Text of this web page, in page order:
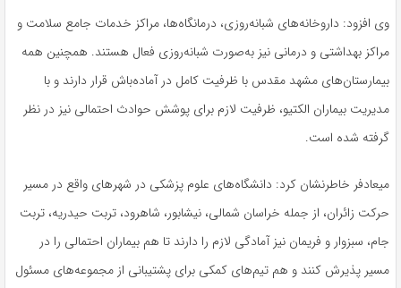
وی افزود: داروخانه‌های شبانه‌روزی، درمانگاه‌ها، مراکز خدمات جامع سلامت و
مراکز بهداشتی و درمانی نیز به‌صورت شبانه‌روزی فعال هستند. همچنین همه
بیمارستان‌های مشهد مقدس با ظرفیت کامل در آماده‌باش قرار دارند و با
مدیریت بیماران الکتیو، ظرفیت لازم برای پوشش حوادث احتمالی نیز در نظر
گرفته شده است.
میعادفر خاطرنشان کرد: دانشگاه‌های علوم پزشکی در شهرهای واقع در مسیر
حرکت زائران، از جمله خراسان شمالی، نیشابور، شاهرود، تربت حیدریه، تربت
جام، سبزوار و فریمان نیز آمادگی لازم را دارند تا هم بیماران احتمالی را در
مسیر پذیرش کنند و هم تیم‌های کمکی برای پشتیبانی از مجموعه‌های مسئول